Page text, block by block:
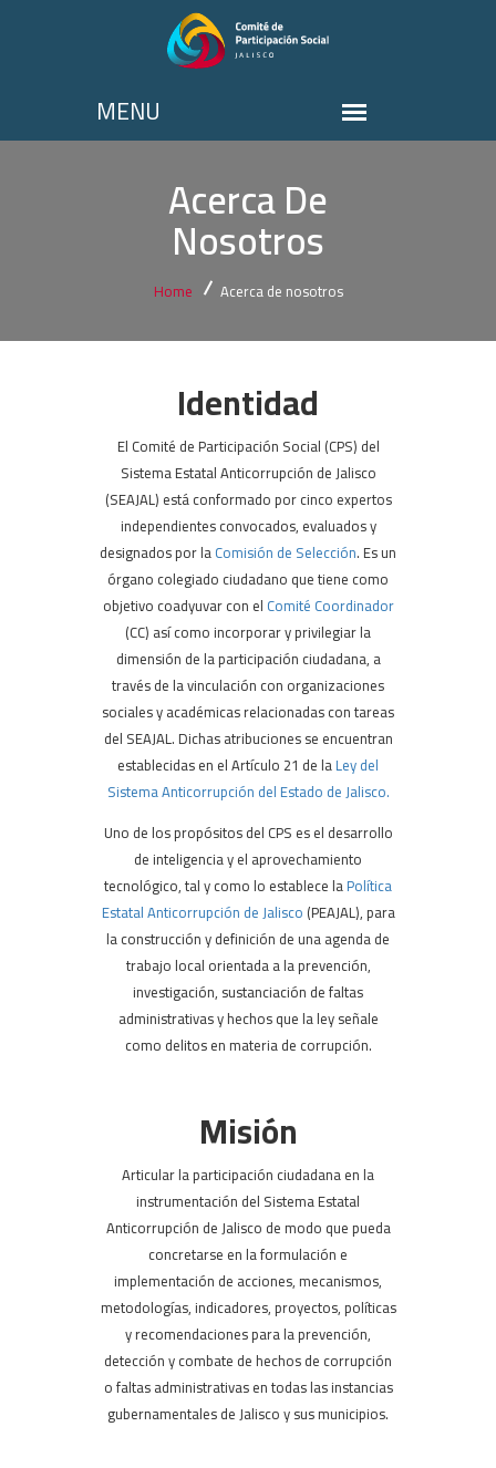
Acerca De
Nosotros
Home Acerca de nosotros
Identidad
El Comité de Participación Social (CPS) del
Sistema Estatal Anticorrupción de Jalisco
(SEAJAL) está conformado por cinco expertos
independientes convocados, evaluados y
designados por laComisión de Selección. Es un
órgano colegiado ciudadano que tiene como
objetivo coadyuvar con el Comité Coordinador
(CC) así como incorporar y privilegiar la
dimensión de la participación ciudadana, a
través de la vinculación con organizaciones
sociales y académicas relacionadas con tareas
del SEAJAL. Dichas atribuciones se encuentran
establecidas en el Artículo 21 de laLey del
Sistema Anticorrupción del Estado de Jalisco.
Uno de los propósitos del CPS es el desarrollo
de inteligencia y el aprovechamiento
tecnológico, tal y como lo establece laPolítica
Estatal Anticorrupción de Jalisco (PEAJAL), para
la construcción y definición de una agenda de
trabajo local orientada a la prevención,
investigación, sustanciación de faltas
administrativas y hechos que la ley señale
como delitos en materia de corrupción.
Misión
Articular la participación ciudadana en la
instrumentación del Sistema Estatal
Anticorrupción de Jalisco de modo que pueda
concretarse en la formulación e
implementación de acciones, mecanismos,
metodologías, indicadores, proyectos, políticas
y recomendaciones para la prevención,
detección y combate de hechos de corrupción
o faltas administrativas en todas las instancias
gubernamentales de Jalisco y sus municipios.